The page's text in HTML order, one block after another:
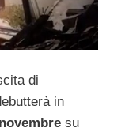
di
in
su